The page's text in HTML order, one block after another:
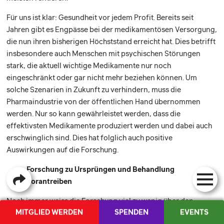
Für uns ist klar: Gesundheit vor jedem Profit. Bereits seit
Jahren gibt es Engpässe bei der medikamentösen Versorgung,
die nun ihren bisherigen Höchststand erreicht hat. Dies betrifft
insbesondere auch Menschen mit psychischen Störungen
stark, die aktuell wichtige Medikamente nur noch
eingeschränkt oder gar nicht mehr beziehen können. Um
solche Szenarien in Zukunft zu verhindern, muss die
Pharmaindustrie von der öffentlichen Hand übernommen
werden. Nur so kann gewährleistet werden, dass die
effektivsten Medikamente produziert werden und dabei auch
erschwinglich sind. Dies hat folglich auch positive
Auswirkungen auf die Forschung.
Forschung zu Ursprüngen und Behandlung
vorantreiben
Noch immer weiss die Forschung viel zu wenig über den
Ursprung von psychischen Störungen und deren Behandlung.
MITGLIED WERDEN SPENDEN EVENTS